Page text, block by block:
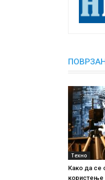
Техно
Како да се
користење